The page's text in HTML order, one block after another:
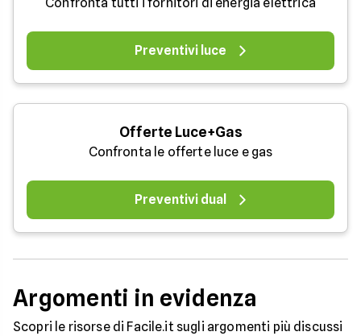
Preventivi luce
Offerte Luce+Gas
Confronta le offerte luce e gas
Preventivi dual
Argomenti in evidenza
Scopri le risorse di Facile.it sugli argomenti più discussi